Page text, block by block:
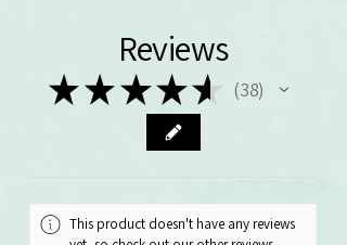
Reviews
★ ★★★★ 38
38
This product doesn't have any reviews